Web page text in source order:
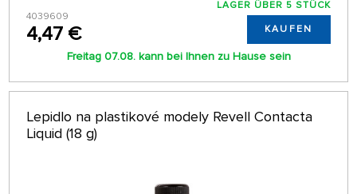
4039609
4,47 €
LAGER ÜBER 5 STÜCK
KAUFEN
Freitag 07.08. kann bei Ihnen zu Hause sein
Lepidlo na plastikové modely Revell Contacta
Liquid (18 g)